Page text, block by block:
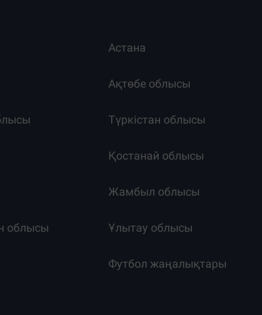
Астана
Ақтөбе облысы
Түркістан облысы
Қостанай облысы
Жамбыл облысы
облысы Ұлытау облысы
Футбол жаңалықтары